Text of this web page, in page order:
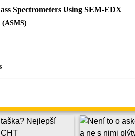
Spectrometers Using SEM-EDX
(ASMS)